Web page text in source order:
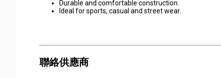
Durable and comfortable construction.
Ideal for sports, casual and street wear.
聯絡供應商